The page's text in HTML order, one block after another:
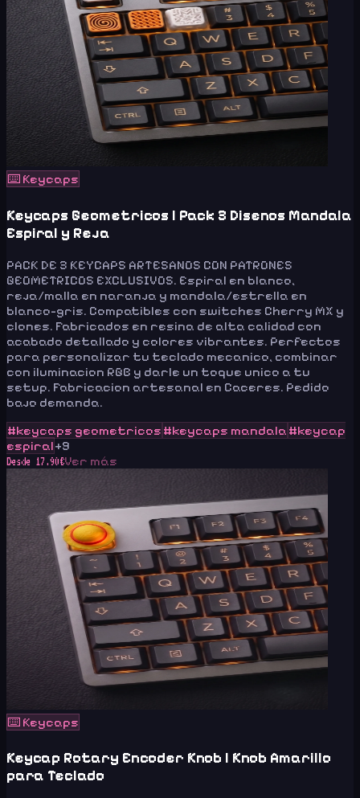
⌨️ Keycaps
Keycaps Geometricos | Pack 3 Disenos Mandala
Espiral y Reja
PACK DE 3 KEYCAPS ARTESANOS CON PATRONES
GEOMETRICOS EXCLUSIVOS. Espiral en blanco,
reja/malla en naranja y mandala/estrella en
blanco-gris. Compatibles con switches Cherry MX y
clones. Fabricados en resina de alta calidad con
acabado detallado y colores vibrantes. Perfectos
para personalizar tu teclado mecanico, combinar
con iluminacion RGB y darle un toque unico a tu
setup. Fabricacion artesanal en Caceres. Pedido
bajo demanda.
#keycaps geometricos #keycaps mandala #keycap
espiral+9
Desde 17.90€Ver más
⌨️ Keycaps
Keycap Rotary Encoder Knob | Knob Amarillo
para Teclado